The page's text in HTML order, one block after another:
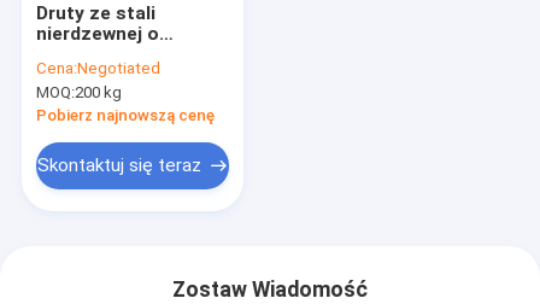
Druty ze stali
nierdzewnej o
wytrzymałości 0,1
Mm Drut AISI SS 430
Cena:Negotiated
MOQ:200 kg
Pobierz najnowszą cenę
Skontaktuj się teraz
Zostaw Wiadomość